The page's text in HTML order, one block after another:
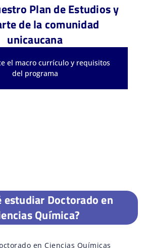
Plan de Estudios y
de la comunidad
unicaucana
el macro currículo y requisitos
del programa
estudiar Doctorado en
Química?
en Ciencias Químicas